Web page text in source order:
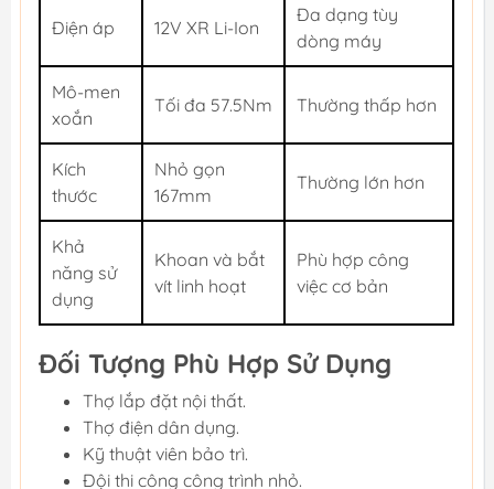
Điện áp 12V XR Li-Ion
Đa dạng tùy
dòng máy
Mô-men
xoắn
Tối đa 57.5Nm Thường thấp hơn
Kích
thước
Nhỏ gọn
167mm
Thường lớn hơn
Khả
năng sử
dụng
Khoan và bắt
vít linh hoạt
Phù hợp công
việc cơ bản
Đối Tượng Phù Hợp Sử Dụng
Thợ lắp đặt nội thất.
Thợ điện dân dụng.
Kỹ thuật viên bảo trì.
Đội thi công công trình nhỏ.